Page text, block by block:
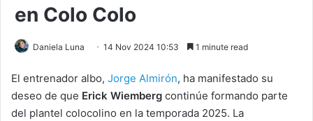
en Colo Colo
Daniela Luna 14 Nov 2024 10:53 1 minute read
El entrenador albo, Jorge Almirón, ha manifestado su
deseo de que Erick Wiemberg continúe formando parte
del plantel colocolino en la temporada 2025. La